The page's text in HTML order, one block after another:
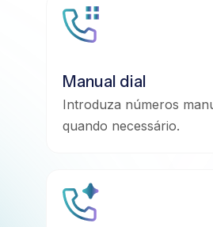
Manual dial
Introduza números
quando necessário.